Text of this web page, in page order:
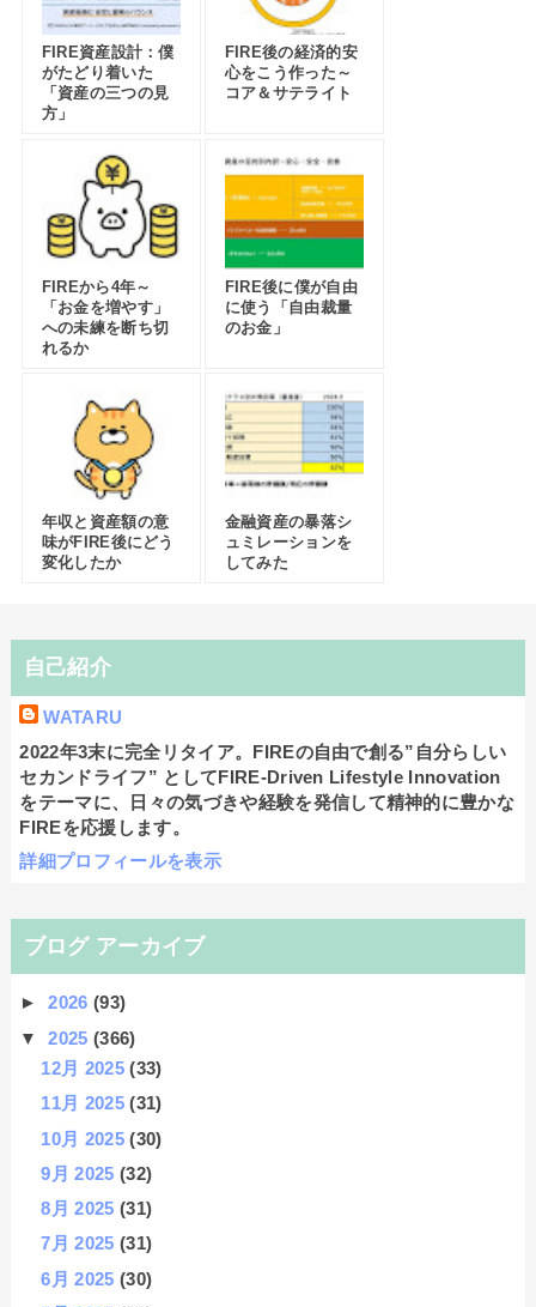
FIRE資産設計：僕
がたどり着いた
「資産の三つの見
方」
FIRE後の経済的安
心をこう作った～
コア＆サテライト
FIREから4年～
「お金を増やす」
への未練を断ち切
れるか
FIRE後に僕が自由
に使う「自由裁量
のお金」
年収と資産額の意
味がFIRE後にどう
変化したか
金融資産の暴落シ
ュミレーションを
してみた
自己紹介
WATARU
2022年3末に完全リタイア。FIREの自由で創る”自分らしい
セカンドライフ” としてFIRE-Driven Lifestyle Innovation
をテーマに、日々の気づきや経験を発信して精神的に豊かな
FIREを応援します。
詳細プロフィールを表示
ブログ アーカイブ
►2026(93)
▼2025(366)
12月 2025(33)
11月 2025(31)
10月 2025(30)
9月 2025(32)
8月 2025(31)
7月 2025(31)
6月 2025(30)